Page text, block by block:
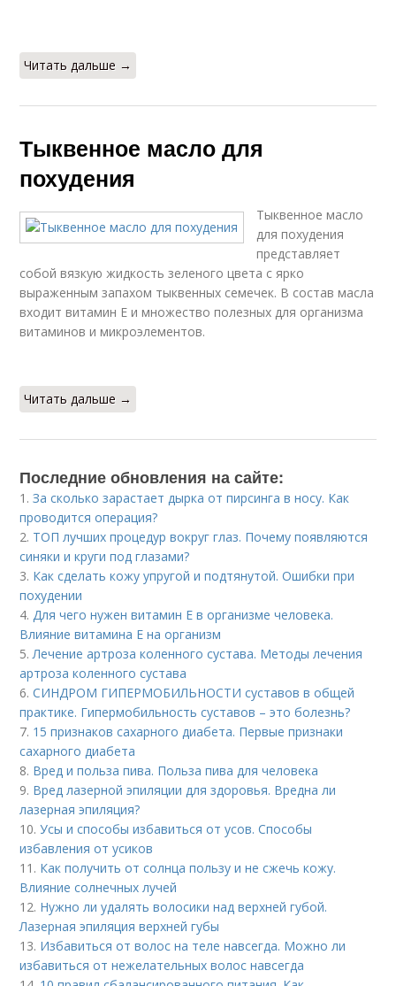
Читать дальше →
Тыквенное масло для
похудения
Тыквенное масло
для похудения
представляет
собой вязкую жидкость зеленого цвета с ярко
выраженным запахом тыквенных семечек. В состав масла
входит витамин Е и множество полезных для организма
витаминов и микроэлементов.
Читать дальше →
Последние обновления на сайте:
1.За сколько зарастает дырка от пирсинга в носу. Как
проводится операция?
2. ТОП лучших процедур вокруг глаз. Почему появляются
синяки и круги под глазами?
3. Как сделать кожу упругой и подтянутой. Ошибки при
похудении
4.Для чего нужен витамин Е в организме человека.
Влияние витамина E на организм
5.Лечение артроза коленного сустава. Методы лечения
артроза коленного сустава
6.СИНДРОМ ГИПЕРМОБИЛЬНОСТИ суставов в общей
практике. Гипермобильность суставов – это болезнь?
7. 15 признаков сахарного диабета. Первые признаки
сахарного диабета
8. Вред и польза пива. Польза пива для человека
9. Вред лазерной эпиляции для здоровья. Вредна ли
лазерная эпиляция?
10.Усы и способы избавиться от усов. Способы
избавления от усиков
11. Как получить от солнца пользу и не сжечь кожу.
Влияние солнечных лучей
12. Нужно ли удалять волосики над верхней губой.
Лазерная эпиляция верхней губы
13. Избавиться от волос на теле навсегда. Можно ли
избавиться от нежелательных волос навсегда